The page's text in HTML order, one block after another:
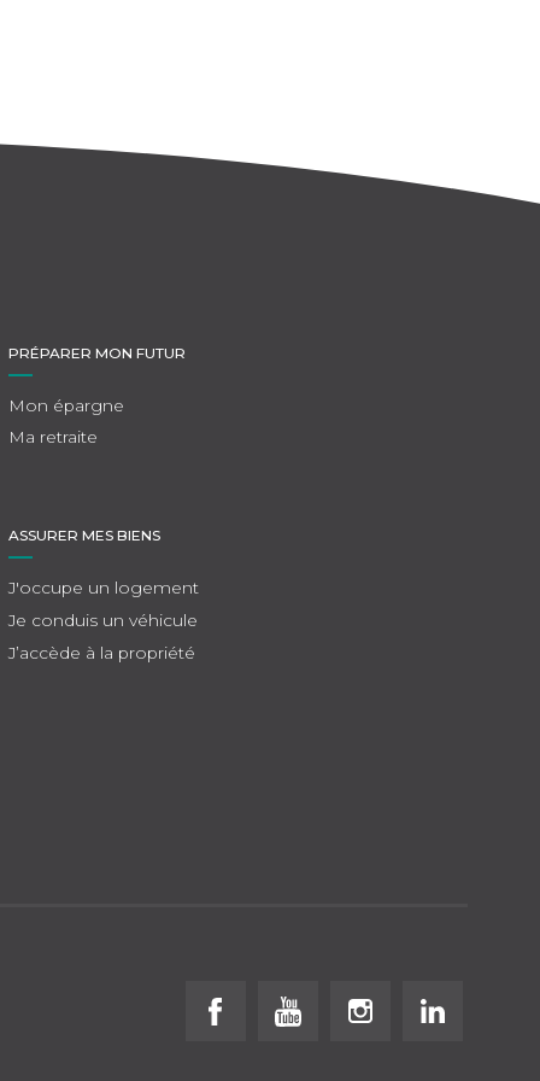
PRÉPARER MON FUTUR
Mon épargne
Ma retraite
ASSURER MES BIENS
J'occupe un logement
Je conduis un véhicule
J’accède à la propriété
Follow us on Facebook
Follow us on Youtube
Follow us onFollow us